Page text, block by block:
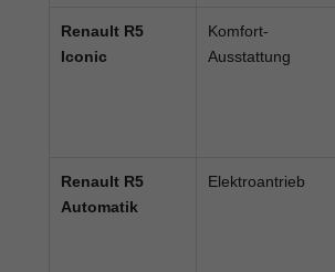
Renault R5
Iconic
Komfort-
Ausstattung
Renault R5
Automatik
Elektroantrieb